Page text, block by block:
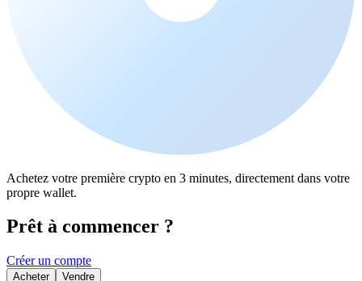
Achetez votre première crypto en 3 minutes, directement dans votre
propre wallet.
Prêt à commencer ?
Créer un compte
Acheter Vendre